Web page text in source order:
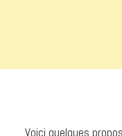
Voici quelques